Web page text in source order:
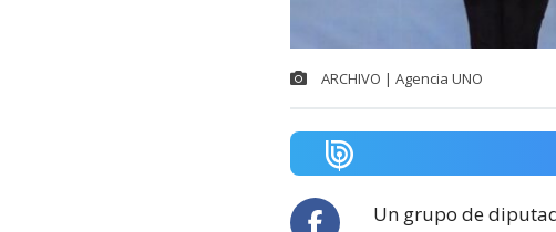
ARCHIVO | Agencia UNO
Un grupo de